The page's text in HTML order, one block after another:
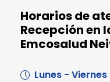
Horarios de
Recepción en
Emcosalud
Lunes - Viernes